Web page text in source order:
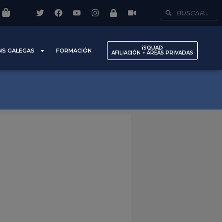
GALEGAS FORMACIÓN iSQUAD
AFILIACIÓN + AREAS PRIVADAS